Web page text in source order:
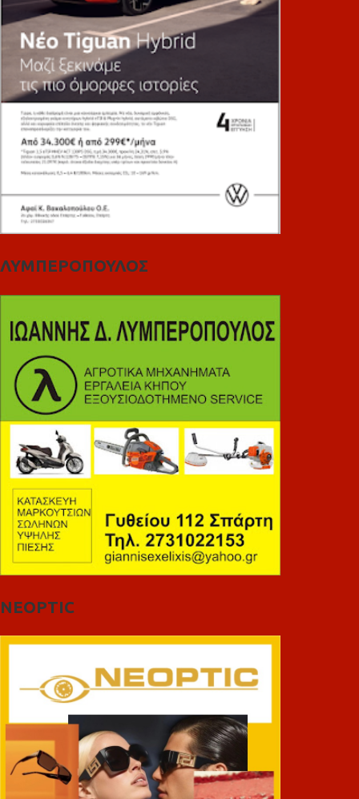
ΛΥΜΠΕΡΟΠΟΥΛΟΣ
NEOPTIC